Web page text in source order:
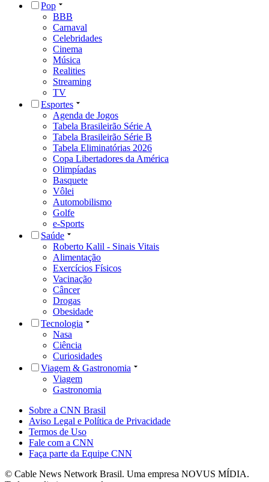
Pop
BBB
Carnaval
Celebridades
Cinema
Música
Realities
Streaming
TV
Esportes
Agenda de Jogos
Tabela Brasileirão Série A
Tabela Brasileirão Série B
Tabela Eliminatórias 2026
Copa Libertadores da América
Olimpíadas
Basquete
Vôlei
Automobilismo
Golfe
e-Sports
Saúde
Roberto Kalil - Sinais Vitais
Alimentação
Exercícios Físicos
Vacinação
Câncer
Drogas
Obesidade
Tecnologia
Nasa
Ciência
Curiosidades
Viagem & Gastronomia
Viagem
Gastronomia
Sobre a CNN Brasil
Aviso Legal e Política de Privacidade
Termos de Uso
Fale com a CNN
Faça parte da Equipe CNN
© Cable News Network Brasil. Uma empresa NOVUS MÍDIA.